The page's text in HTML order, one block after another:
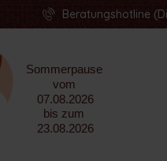
Beratungshotline